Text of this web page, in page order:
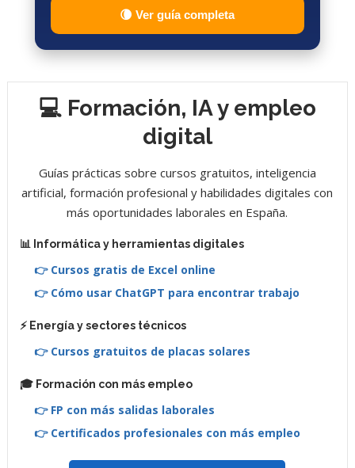
🌘 Ver guía completa
💻 Formación, IA y empleo
digital
Guías prácticas sobre cursos gratuitos, inteligencia
artificial, formación profesional y habilidades digitales con
más oportunidades laborales en España.
📊 Informática y herramientas digitales
👉 Cursos gratis de Excel online
👉 Cómo usar ChatGPT para encontrar trabajo
⚡ Energía y sectores técnicos
👉 Cursos gratuitos de placas solares
🎓 Formación con más empleo
👉 FP con más salidas laborales
👉 Certificados profesionales con más empleo